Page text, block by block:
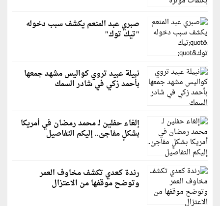
صبري عبد المنعم يكشف سبب دخوله
"تيك توك"
نبيلة عبيد تروي كواليس مشهد جمعها
بأحمد زكي في شادر السمك
إلغاء حفلين لـ محمد رمضان في أمريكا
بشكلٍ مفاجئ.. إليكم التفاصيل
رندة كعدي تكشف مخاوف العمر
وتوضح موقفها من الاعتزال